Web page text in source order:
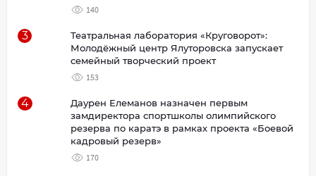
140
3
Театральная лаборатория «Круговорот»:
Молодёжный центр Ялуторовска запускает
семейный творческий проект
153
4
Даурен Елеманов назначен первым
замдиректора спортшколы олимпийского
резерва по каратэ в рамках проекта «Боевой
кадровый резерв»
170